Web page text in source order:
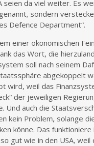
seien da viel weiter. Es
sondern
Defence Department“.
einer ökonomischen
das Wort, die
soll nach seinem
abgekoppelt
wird, weil das
der jeweiligen
Und auch die
kein Problem, solange
könne. Das funktioniere
gut wie in den USA, weil